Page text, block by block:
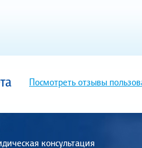
Посмотреть отзывы
консультация